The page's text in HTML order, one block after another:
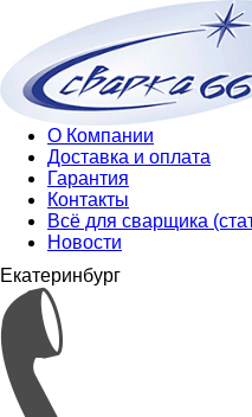
О Компании
Доставка и оплата
Гарантия
Контакты
Всё для сварщика
Новости
Екатеринбург